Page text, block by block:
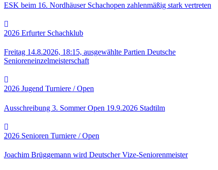
ESK beim 16. Nordhäuser Schachopen zahlenmäßig stark vertreten
2026 Erfurter Schachklub
Freitag 14.8.2026, 18:15, ausgewählte Partien Deutsche
Senioreneinzelmeisterschaft
2026 Jugend Turniere / Open
Ausschreibung 3. Sommer Open 19.9.2026 Stadtilm
2026 Senioren Turniere / Open
Joachim Brüggemann wird Deutscher Vize-Seniorenmeister